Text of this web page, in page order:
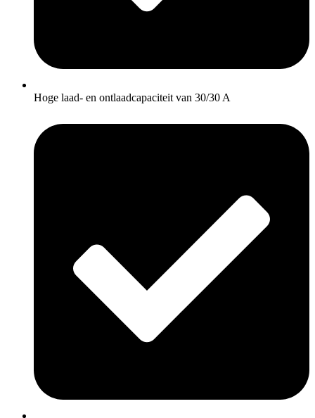
Hoge laad- en ontlaadcapaciteit van 30/30 A